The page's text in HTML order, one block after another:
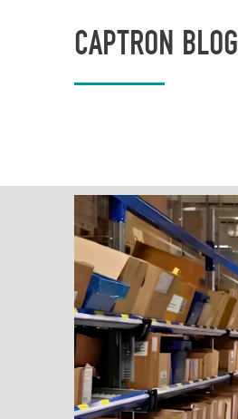
CAPTRON BLOG